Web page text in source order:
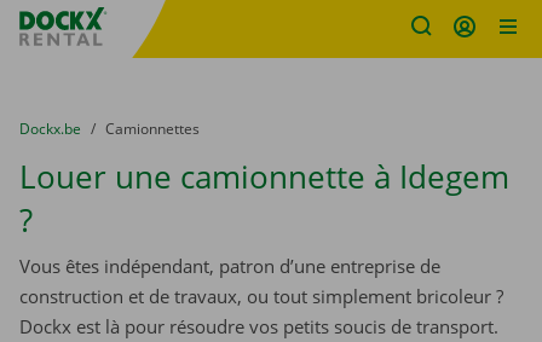
sitename
You are here:
du
Dockx.be to
Camionnettes
Louer une camionnette à Idegem
?
Vous êtes indépendant, patron d’une entreprise de
construction et de travaux, ou tout simplement bricoleur ?
Dockx est là pour résoudre vos petits soucis de transport.